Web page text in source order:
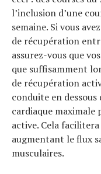
l’inclusion d’une
semaine. Si vous
de récupération
assurez-vous que
que suffisamment
de récupération
conduite en
cardiaque
active. Cela
augmentant le flux
musculaires.